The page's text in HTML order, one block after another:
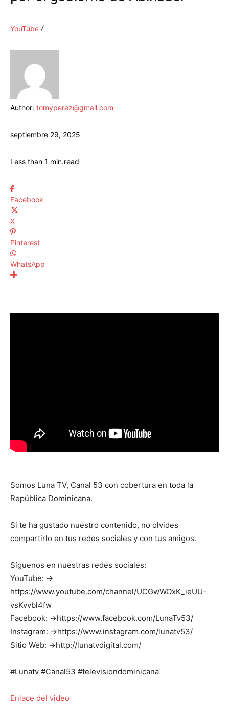
YouTube
Author: tomyperez@gmail.com
septiembre 29, 2025
Less than 1 min.read
Facebook
X
Pinterest
WhatsApp
Somos Luna TV, Canal 53 con cobertura en toda la
República Dominicana.
Si te ha gustado nuestro contenido, no olvides
compartirlo en tus redes sociales y con tus amigos.
Síguenos en nuestras redes sociales:
YouTube: →
https://www.youtube.com/channel/UCGwWOxK_ieUU-
vsKvvbl4fw
Facebook: →https://www.facebook.com/LunaTv53/
Instagram: →https://www.instagram.com/lunatv53/
Sitio Web: →http://lunatvdigital.com/
#Lunatv #Canal53 #televisiondominicana
Enlace del video